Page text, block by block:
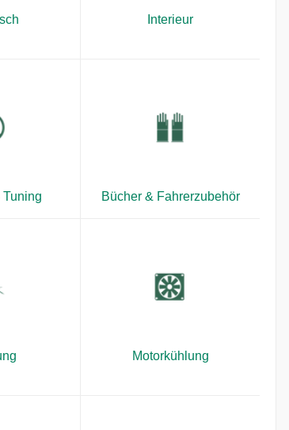
Interieur
Bücher & Fahrerzubehör
Motorkühlung